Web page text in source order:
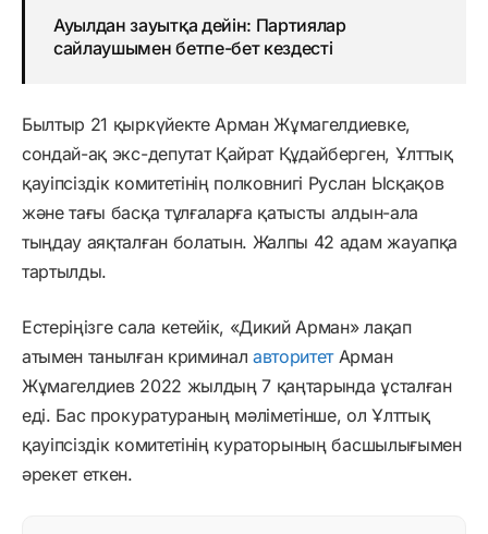
Ауылдан зауытқа дейін: Партиялар
сайлаушымен бетпе-бет кездесті
Былтыр 21 қыркүйекте Арман Жұмагелдиевке,
сондай-ақ экс-депутат Қайрат Құдайберген, Ұлттық
қауіпсіздік комитетінің полковнигі Руслан Ысқақов
және тағы басқа тұлғаларға қатысты алдын-ала
тыңдау аяқталған болатын. Жалпы 42 адам жауапқа
тартылды.
Естеріңізге сала кетейік, «Дикий Арман» лақап
атымен танылған криминал авторитетАрман
Жұмагелдиев 2022 жылдың 7 қаңтарында ұсталған
еді. Бас прокуратураның мәліметінше, ол Ұлттық
қауіпсіздік комитетінің кураторының басшылығымен
әрекет еткен.